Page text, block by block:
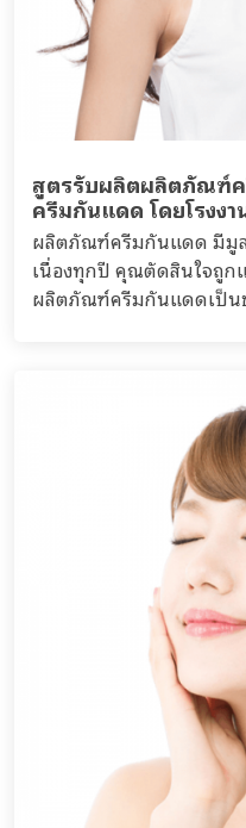
สูตรรับผลิตผลิตภัณฑ์
ครีมกันแดด โดยโรงง
ผลิตภัณฑ์ครีมกันแดด มีมูล
เนื่องทุกปี คุณตัดสินใจถูก
ผลิตภัณฑ์ครีมกันแดดเป็นข